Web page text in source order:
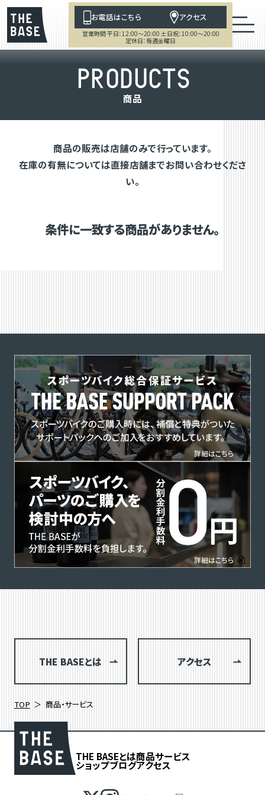
お電話はこちら アクセス
営業時間 平日：12:00～20:00 土日祝：10:00～20:00
定休日：毎週金曜日
PRODUCTS
商品
商品の販売は店舗のみで行っています。
在庫の有無については直接店舗までお問い合わせくださ
い。
条件に一致する商品がありません。
THE BASEとは アクセス
TOP 商品・サービス
THE BASEとは商品サービス
ショップブログアクセス